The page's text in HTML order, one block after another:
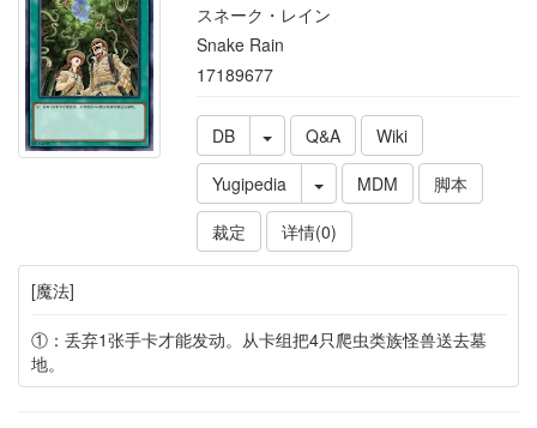
スネーク・レイン
Snake Rain
17189677
DB Q&A
Wiki
Yugipedia
MDM
脚本
裁定
详情(0)
[魔法]
①：丢弃1张手卡才能发动。从卡组把4只爬虫类族怪兽送去墓
地。